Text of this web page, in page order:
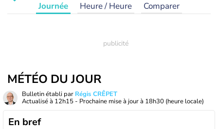
Journée Heure / Heure Comparer
MÉTÉO DU JOUR
Bulletin établi par Régis CRÊPET
Actualisé à 12h15 - Prochaine mise à jour à 18h30 (heure locale)
En bref